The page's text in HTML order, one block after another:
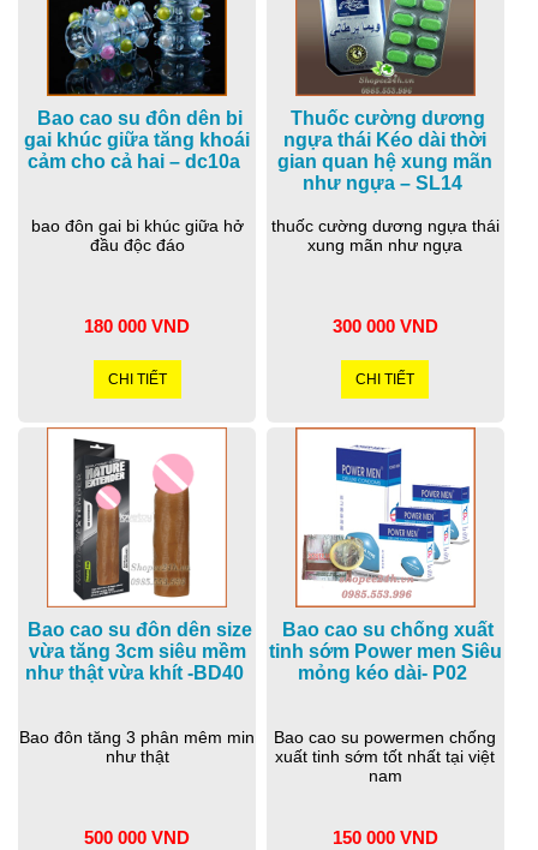
Bao cao su đôn dên bi
gai khúc giữa tăng khoái
cảm cho cả hai – dc10a
bao đôn gai bi khúc giữa hở
đầu độc đáo
180 000 VND
CHI TIẾT
Thuốc cường dương
ngựa thái Kéo dài thời
gian quan hệ xung mãn
như ngựa – SL14
thuốc cường dương ngựa thái
xung mãn như ngựa
300 000 VND
CHI TIẾT
Bao cao su đôn dên size
vừa tăng 3cm siêu mềm
như thật vừa khít -BD40
Bao đôn tăng 3 phân mêm min
như thật
500 000 VND
Bao cao su chống xuất
tinh sớm Power men Siêu
mỏng kéo dài- P02
Bao cao su powermen chống
xuất tinh sớm tốt nhất tại việt
nam
150 000 VND